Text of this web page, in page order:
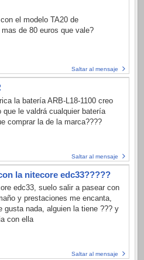
el modelo TA20 de
de 80 euros que vale?
Saltar al mensaje
la batería ARB-L18-1100 creo
le valdrá cualquier batería
comprar la de la marca????
Saltar al mensaje
la nitecore edc33?????
edc33, suelo salir a pasear con
y prestaciones me encanta,
gusta nada, alguien la tiene ??? y
con ella
Saltar al mensaje